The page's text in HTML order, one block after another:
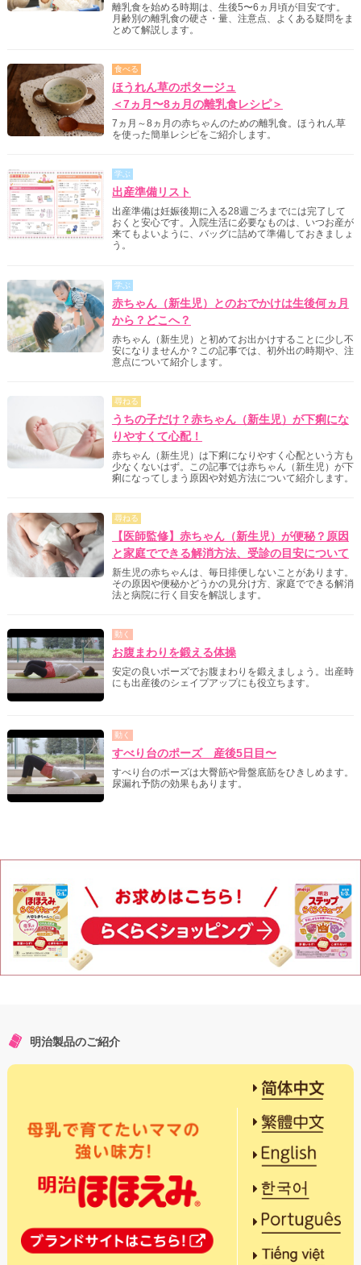
離乳食を始める時期は、生後5〜6ヵ月頃が目安です。
月齢別の離乳食の硬さ・量、注意点、よくある疑問をま
とめて解説します。
食べる
ほうれん草のポタージュ
＜7ヵ月〜8ヵ月の離乳食レシピ＞
7ヵ月～8ヵ月の赤ちゃんのための離乳食。ほうれん草
を使った簡単レシピをご紹介します。
学ぶ
出産準備リスト
出産準備は妊娠後期に入る28週ごろまでには完了して
おくと安心です。入院生活に必要なものは、いつお産が
来てもよいように、バッグに詰めて準備しておきましょ
う。
学ぶ
赤ちゃん（新生児）とのおでかけは生後何ヵ月
から？どこへ？
赤ちゃん（新生児）と初めてお出かけすることに少し不
安になりませんか？この記事では、初外出の時期や、注
意点について紹介します。
尋ねる
うちの子だけ？赤ちゃん（新生児）が下痢にな
りやすくて心配！
赤ちゃん（新生児）は下痢になりやすく心配という方も
少なくないはず。この記事では赤ちゃん（新生児）が下
痢になってしまう原因や対処方法について紹介します。
尋ねる
【医師監修】赤ちゃん（新生児）が便秘？原因
と家庭でできる解消方法、受診の目安について
新生児の赤ちゃんは、毎日排便しないことがあります。
その原因や便秘かどうかの見分け方、家庭でできる解消
法と病院に行く目安を解説します。
動く
お腹まわりを鍛える体操
安定の良いポーズでお腹まわりを鍛えましょう。出産時
にも出産後のシェイプアップにも役立ちます。
動く
すべり台のポーズ 産後5日目〜
すべり台のポーズは大臀筋や骨盤底筋をひきしめます。
尿漏れ予防の効果もあります。
明治製品のご紹介